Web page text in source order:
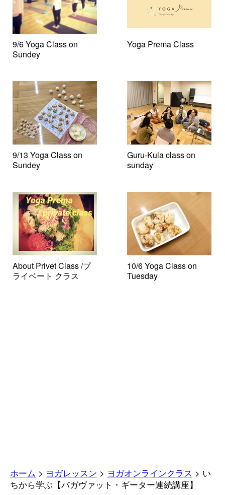
9/6 Yoga Class on
Sundey
Yoga Prema Class
9/13 Yoga Class on
Sundey
Guru-Kula class on
sunday
About Privet Class /プ
ライベート クラス
10/6 Yoga Class on
Tuesday
ホーム > ヨガレッスン > ヨガオンラインクラス > い
ちから学ぶ【バガヴァット・ギーター連続講座】